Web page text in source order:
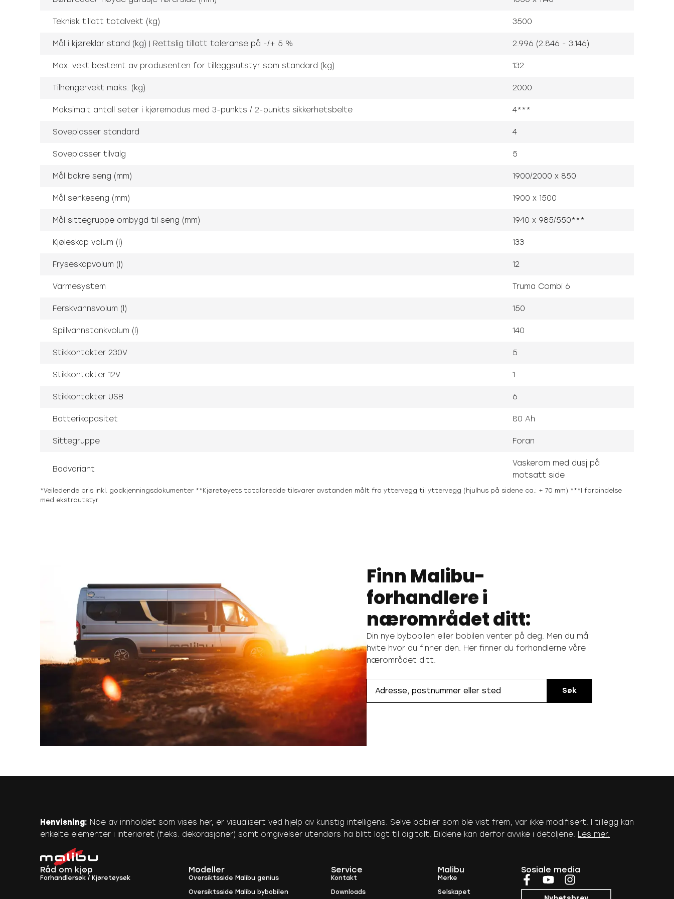
Teknisk tillatt totalvekt (kg) 3500
Mål i kjøreklar stand (kg) | Rettslig tillatt toleranse på -/+ 5 % 2.996 (2.846 - 3.146)
Max. vekt bestemt av produsenten for tilleggsutstyr som standard (kg) 132
Tilhengervekt maks. (kg) 2000
Maksimalt antall seter i kjøremodus med 3-punkts / 2-punkts sikkerhetsbelte 4***
Soveplasser standard 4
Soveplasser tilvalg 5
Mål bakre seng (mm) 1900/2000 x 850
Mål senkeseng (mm) 1900 x 1500
Mål sittegruppe ombygd til seng (mm) 1940 x 985/550***
Kjøleskap volum (l) 133
Fryseskapvolum (l) 12
Varmesystem Truma Combi 6
Ferskvannsvolum (l) 150
Spillvannstankvolum (l) 140
Stikkontakter 230V 5
Stikkontakter 12V 1
Stikkontakter USB 6
Batterikapasitet 80 Ah
Sittegruppe Foran
Badvariant
Vaskerom med dusj på
motsatt side
*Veiledende pris inkl. godkjenningsdokumenter **Kjøretøyets totalbredde tilsvarer avstanden målt fra yttervegg til yttervegg (hjulhus på sidene ca.: + 70 mm) ***I forbindelse
med ekstrautstyr
Finn Malibu-
forhandlere i
nærområdet ditt:
Din nye bybobilen eller bobilen venter på deg. Men du må
hvite hvor du finner den. Her finner du forhandlerne våre i
nærområdet ditt.
Søk
Henvisning: Noe av innholdet som vises her, er visualisert ved hjelp av kunstig intelligens. Selve bobiler som ble vist frem, var ikke modifisert. I tillegg kan
enkelte elementer i interiøret (f.eks. dekorasjoner) samt omgivelser utendørs ha blitt lagt til digitalt. Bildene kan derfor avvike i detaljene. Les mer.
Råd om kjøp
Forhandlersøk / Kjøretøysøk
Modeller
Oversiktsside Malibu genius
Oversiktsside Malibu bybobilen
Service
Kontakt
Downloads
Malibu
Merke
Selskapet
Sosiale media